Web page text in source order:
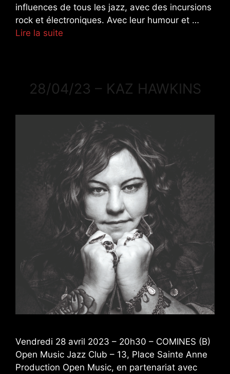
influences de tous les jazz, avec des incursions
rock et électroniques. Avec leur humour et …
Lire la suite
28/04/23 – KAZ HAWKINS
Vendredi 28 avril 2023 – 20h30 – COMINES (B)
Open Music Jazz Club – 13, Place Sainte Anne
Production Open Music, en partenariat avec